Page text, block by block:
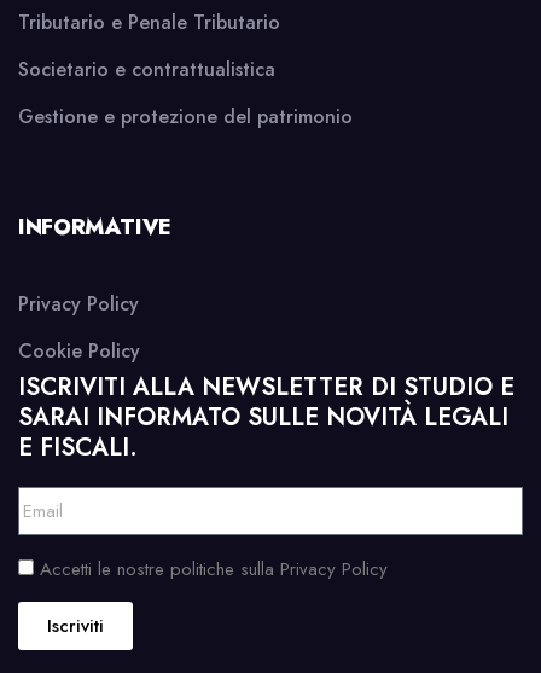
Tributario e Penale Tributario
Societario e contrattualistica
Gestione e protezione del patrimonio
INFORMATIVE
Privacy Policy
Cookie Policy
ISCRIVITI ALLA NEWSLETTER DI STUDIO E
SARAI INFORMATO SULLE NOVITÀ LEGALI
E FISCALI.
Accetti le nostre politiche sulla Privacy Policy
Iscriviti